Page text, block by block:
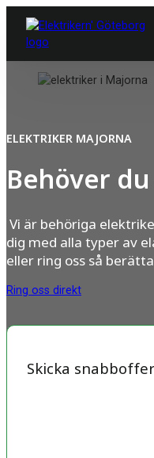
ELEKTRIKER MAJORNA
Behöver
Vi är behöriga
dig med alla typer av
eller ring oss så
Ring oss direkt
Skicka